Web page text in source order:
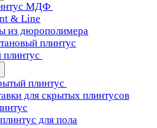
МДФ
& Line
из дюрополимера
плинтус
плинтус
для скрытых плинтусов
для пола